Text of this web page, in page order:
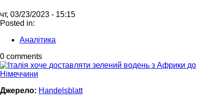
чт, 03/23/2023 - 15:15
Posted in:
Аналітика
0 comments
Джерело: Handelsblatt